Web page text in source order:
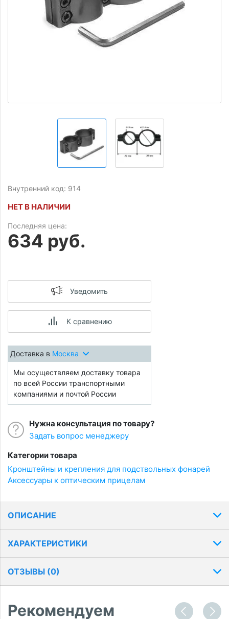
Внутренний код: 914
НЕТ В НАЛИЧИИ
Последняя цена:
634 руб.
Уведомить
К сравнению
Доставка в Москва
Мы осуществляем доставку товара
по всей России транспортными
компаниями и почтой России
Нужна консультация по товару?
Задать вопрос менеджеру
Категории товара
Кронштейны и крепления для подствольных фонарей
Аксессуары к оптическим прицелам
ОПИСАНИЕ
ХАРАКТЕРИСТИКИ
ОТЗЫВЫ (0)
Рекомендуем